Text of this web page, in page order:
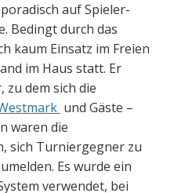
auf Spieler-
Bedingt durch das
kaum Einsatz im Freien
im Haus statt. Er
zu dem sich die
und Gäste –
waren die
sich Turniergegner zu
Es wurde ein
verwendet, bei